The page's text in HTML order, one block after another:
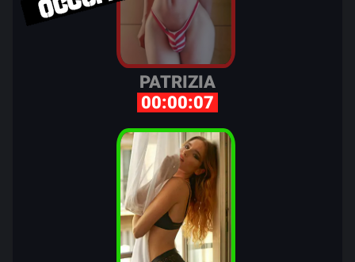
PATRIZIA
00:00:07